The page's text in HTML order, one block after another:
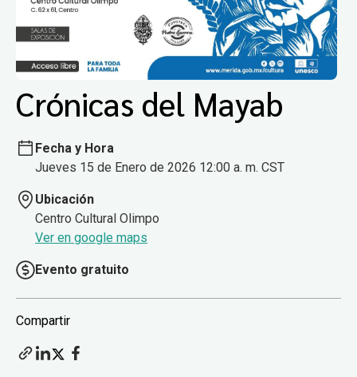
Crónicas del Mayab
Fecha y Hora
Jueves 15 de Enero de 2026 12:00 a. m. CST
Ubicación
Centro Cultural Olimpo
Ver en google maps
Evento gratuito
Compartir